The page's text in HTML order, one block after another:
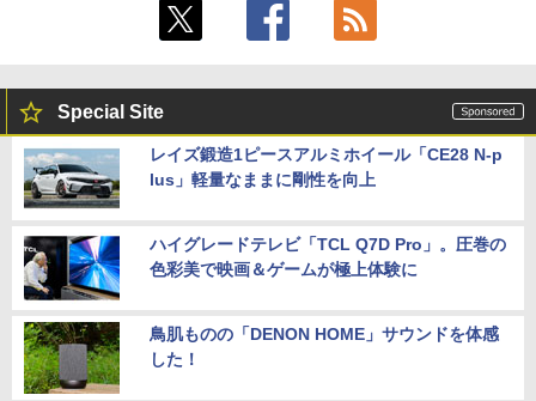
Special Site
レイズ鍛造1ピースアルミホイール「CE28 N-p
lus」軽量なままに剛性を向上
ハイグレードテレビ「TCL Q7D Pro」。圧巻の
色彩美で映画＆ゲームが極上体験に
鳥肌ものの「DENON HOME」サウンドを体感
した！